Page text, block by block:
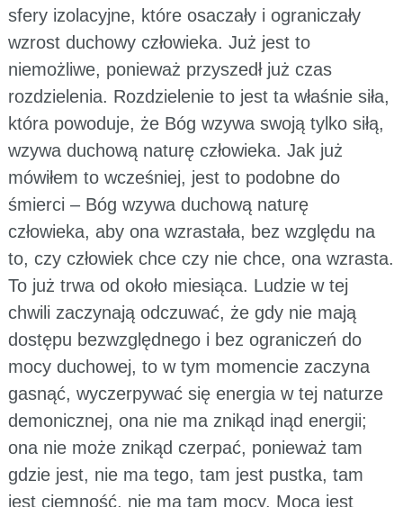
sfery izolacyjne, które osaczały i ograniczały
wzrost duchowy człowieka. Już jest to
niemożliwe, ponieważ przyszedł już czas
rozdzielenia. Rozdzielenie to jest ta właśnie siła,
która powoduje, że Bóg wzywa swoją tylko siłą,
wzywa duchową naturę człowieka. Jak już
mówiłem to wcześniej, jest to podobne do
śmierci – Bóg wzywa duchową naturę
człowieka, aby ona wzrastała, bez względu na
to, czy człowiek chce czy nie chce, ona wzrasta.
To już trwa od około miesiąca. Ludzie w tej
chwili zaczynają odczuwać, że gdy nie mają
dostępu bezwzględnego i bez ograniczeń do
mocy duchowej, to w tym momencie zaczyna
gasnąć, wyczerpywać się energia w tej naturze
demonicznej, ona nie ma znikąd inąd energii;
ona nie może znikąd czerpać, ponieważ tam
gdzie jest, nie ma tego, tam jest pustka, tam
jest ciemność, nie ma tam mocy. Mocą jest